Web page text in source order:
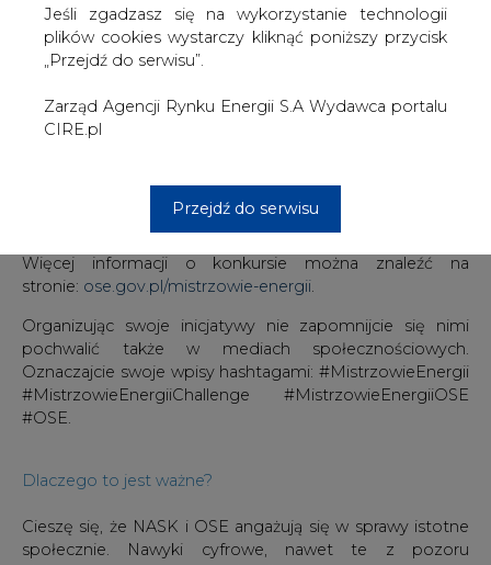
Zarząd Agencji Rynku Energii S.A Wydawca portalu
CIRE.pl
Przejdź do serwisu
Krok 3.
Wypełnijcie formularz zgłoszeniowy – przed jego
wysyłką koniecznie zapoznajcie się z Regulaminem
konkursu.
Gotowe! Teraz pozostaje czekać na wyniki – trzymamy
kciuki za wszystkich!
ose.gov.pl/mistrzowie-energii
Organizując swoje inicjatywy nie zapomnijcie się nimi
pochwalić także w mediach społecznościowych.
Oznaczajcie swoje wpisy hashtagami: #MistrzowieEnergii
#OSE.
Dlaczego to jest ważne?
nieistotne, mają sumarycznie olbrzymi wpływ na zużycie
obecnych okolicznościach. Dzieci i młodzież szkolna są
niesamowicie kreatywną częścią społeczeństwa dlatego